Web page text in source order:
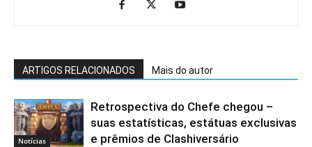
ARTIGOS RELACIONADOS Mais do autor
Notícias
Retrospectiva do Chefe chegou –
suas estatísticas, estátuas exclusivas
e prêmios de Clashiversário